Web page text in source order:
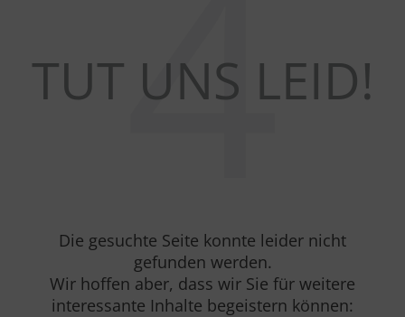
TUT UNS LEID!
Die gesuchte Seite konnte leider nicht
gefunden werden.
Wir hoffen aber, dass wir Sie für weitere
interessante Inhalte begeistern können: